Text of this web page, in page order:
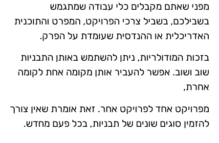
מפני שאתם מקבלים כלי עבודה שמתגמש
בשבילכם, בשביל צרכי הפרויקט, המפרט והתוכנית
האדריכלית או ההנדסית שעומדת על הפרק.
בזכות המודולריות, ניתן להשתמש באותן התבניות
שוב ושוב. אפשר להעביר אותן מקומה אחת לקומה
אחרת,
מפרויקט אחד לפרויקט אחר. זאת אומרת שאין צורך
להזמין סוגים שונים של תבניות, בכל פעם מחדש.